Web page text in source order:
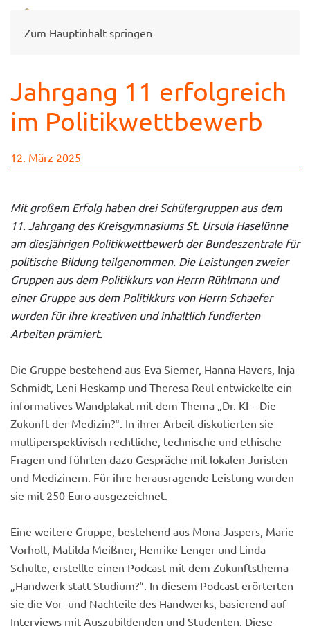
Zum Hauptinhalt springen
Jahrgang 11 erfolgreich
im Politikwettbewerb
12. März 2025
Mit großem Erfolg haben drei Schülergruppen aus dem
11. Jahrgang des Kreisgymnasiums St. Ursula Haselünne
am diesjährigen Politikwettbewerb der Bundeszentrale für
politische Bildung teilgenommen. Die Leistungen zweier
Gruppen aus dem Politikkurs von Herrn Rühlmann und
einer Gruppe aus dem Politikkurs von Herrn Schaefer
wurden für ihre kreativen und inhaltlich fundierten
Arbeiten prämiert.
Die Gruppe bestehend aus Eva Siemer, Hanna Havers, Inja
Schmidt, Leni Heskamp und Theresa Reul entwickelte ein
informatives Wandplakat mit dem Thema „Dr. KI – Die
Zukunft der Medizin?“. In ihrer Arbeit diskutierten sie
multiperspektivisch rechtliche, technische und ethische
Fragen und führten dazu Gespräche mit lokalen Juristen
und Medizinern. Für ihre herausragende Leistung wurden
sie mit 250 Euro ausgezeichnet.
Eine weitere Gruppe, bestehend aus Mona Jaspers, Marie
Vorholt, Matilda Meißner, Henrike Lenger und Linda
Schulte, erstellte einen Podcast mit dem Zukunftsthema
„Handwerk statt Studium?“. In diesem Podcast erörterten
sie die Vor- und Nachteile des Handwerks, basierend auf
Interviews mit Auszubildenden und Studenten. Diese